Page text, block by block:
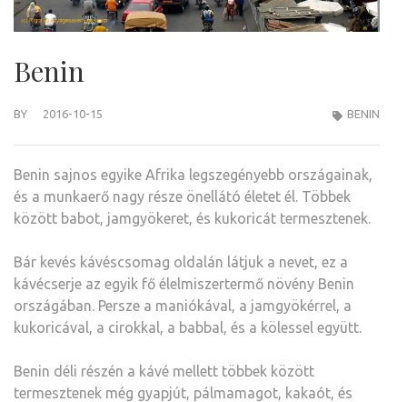
Benin
BY 2016-10-15 BENIN
Benin sajnos egyike Afrika legszegényebb országainak,
és a munkaerő nagy része önellátó életet él. Többek
között babot, jamgyökeret, és kukoricát termesztenek.
Bár kevés kávéscsomag oldalán látjuk a nevet, ez a
kávécserje az egyik fő élelmiszertermő növény Benin
országában. Persze a maniókával, a jamgyökérrel, a
kukoricával, a cirokkal, a babbal, és a kölessel együtt.
Benin déli részén a kávé mellett többek között
termesztenek még gyapjút, pálmamagot, kakaót, és